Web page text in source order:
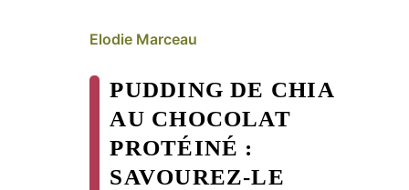
Elodie Marceau
PUDDING DE CHIA
AU CHOCOLAT
PROTÉINÉ :
SAVOUREZ-LE